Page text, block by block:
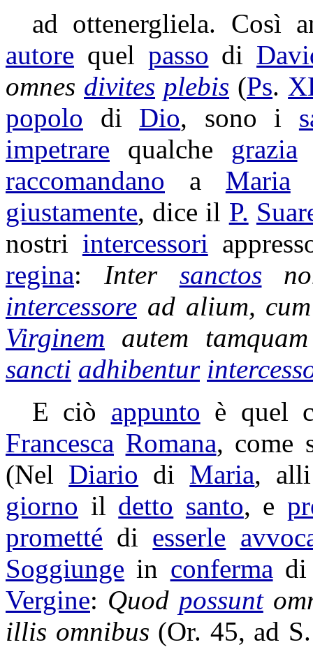
ad ottenergliela. Così
autore quel passo di
omnes divites plebis (Ps.
popolo di Dio, sono i
impetrare qualche grazia
raccomandano a Maria
giustamente, dice il P.
nostri intercessori
regina: Inter sanctos
intercessore ad alium,
Virginem autem
sancti adhibentur
E ciò appunto è quel
Francesca Romana, come
(Nel Diario di Maria,
giorno il detto santo, e
prometté di esserle
Soggiunge in conferma
Vergine: Quod possunt
illis omnibus (Or. 45, ad